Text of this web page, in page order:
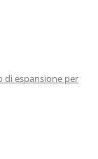
di espansione per